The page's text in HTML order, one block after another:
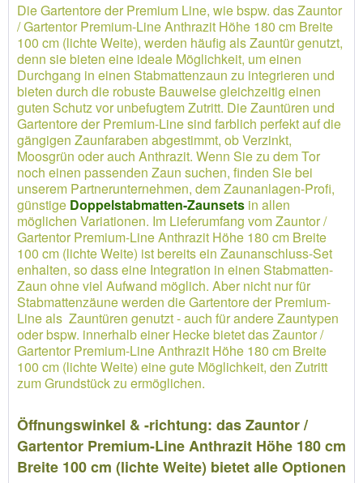
Die Gartentore der Premium Line, wie bspw. das Zauntor
/ Gartentor Premium-Line Anthrazit Höhe 180 cm Breite
100 cm (lichte Weite), werden häufig als Zauntür genutzt,
denn sie bieten eine ideale Möglichkeit, um einen
Durchgang in einen Stabmattenzaun zu integrieren und
bieten durch die robuste Bauweise gleichzeitig einen
guten Schutz vor unbefugtem Zutritt. Die Zauntüren und
Gartentore der Premium-Line sind farblich perfekt auf die
gängigen Zaunfaraben abgestimmt, ob Verzinkt,
Moosgrün oder auch Anthrazit. Wenn Sie zu dem Tor
noch einen passenden Zaun suchen, finden Sie bei
unserem Partnerunternehmen, dem Zaunanlagen-Profi,
günstige Doppelstabmatten-Zaunsets in allen
möglichen Variationen. Im Lieferumfang vom Zauntor /
Gartentor Premium-Line Anthrazit Höhe 180 cm Breite
100 cm (lichte Weite) ist bereits ein Zaunanschluss-Set
enhalten, so dass eine Integration in einen Stabmatten-
Zaun ohne viel Aufwand möglich. Aber nicht nur für
Stabmattenzäune werden die Gartentore der Premium-
Line als Zauntüren genutzt - auch für andere Zauntypen
oder bspw. innerhalb einer Hecke bietet das Zauntor /
Gartentor Premium-Line Anthrazit Höhe 180 cm Breite
100 cm (lichte Weite) eine gute Möglichkeit, den Zutritt
zum Grundstück zu ermöglichen.
Öffnungswinkel & -richtung: das Zauntor /
Gartentor Premium-Line Anthrazit Höhe 180 cm
Breite 100 cm (lichte Weite) bietet alle Optionen